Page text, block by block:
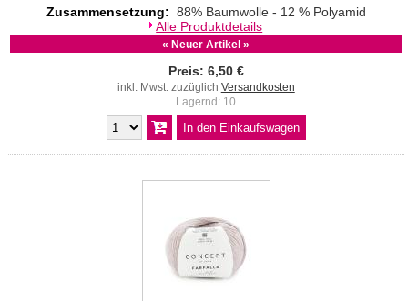
Zusammensetzung: 88% Baumwolle - 12 % Polyamid
Alle Produktdetails
« Neuer Artikel »
Preis: 6,50 €
inkl. Mwst. zuzüglich Versandkosten
Lagernd: 10